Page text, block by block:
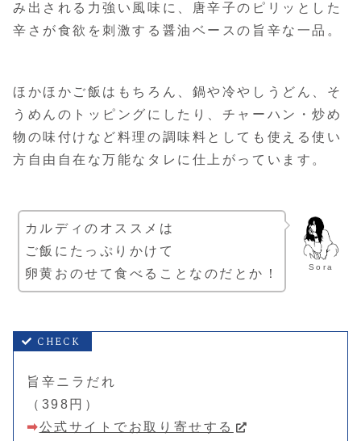
み出される力強い風味に、唐辛子のピリッとした
辛さが食欲を刺激する醤油ベースの旨辛な一品。
ほかほかご飯はもちろん、鍋や冷やしうどん、そ
うめんのトッピングにしたり、チャーハン・炒め
物の味付けなど料理の調味料としても使える使い
方自由自在な万能なタレに仕上がっています。
Sora
カルディのオススメは
ご飯にたっぷりかけて
卵黄おのせて食べることなのだとか！
旨辛ニラだれ
（398円）
➡公式サイトでお取り寄せする